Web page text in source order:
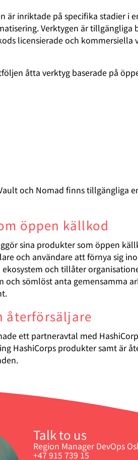
är inriktade på specifika stadier i
Verktygen är tillgängliga
licensierade och kommersiella
åtta verktyg baserade på
och Nomad finns tillgängliga
öppen källkod
sina produkter som öppen
och användare att förnya sig
ekosystem och tillåter
och sömlöst anta gemensamma
återförsäljare
ett partneravtal med
HashiCorps produkter samt är
Talk to us
Region Manager DevOps
+47 915 739 15